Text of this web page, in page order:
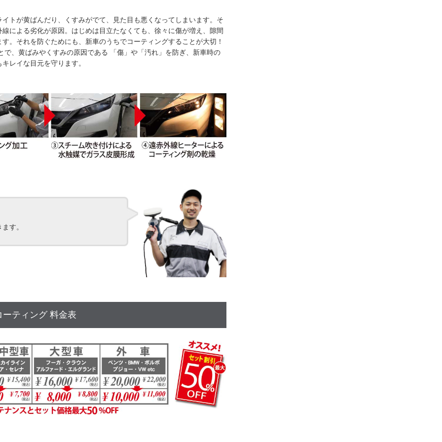
トが黄ばんだり、くすみがでて、見た目も悪くなってしまいます。そ
による劣化が原因。はじめは目立たなくても、徐々に傷が増え、隙間
。それを防ぐためにも、新車のうちでコーティングすることが大切！
で、黄ばみやくすみの原因である 「傷」や「汚れ」を防ぎ、新車時の
レイな目元を守ります。
す。
ティング 料金表